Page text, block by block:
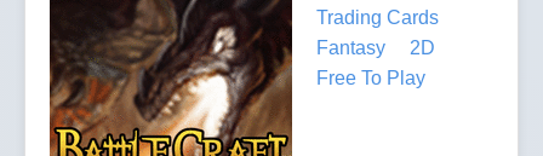
Trading Cards
Fantasy
2D
Free To Play